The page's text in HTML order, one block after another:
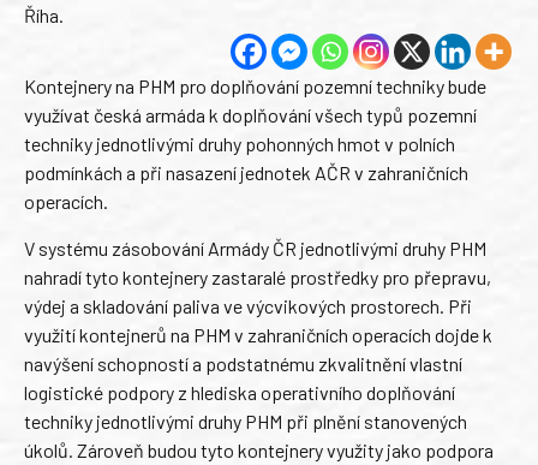
Říha.
Kontejnery na PHM pro doplňování pozemní techniky bude
využívat česká armáda k doplňování všech typů pozemní
techniky jednotlivými druhy pohonných hmot v polních
podmínkách a při nasazení jednotek AČR v zahraničních
operacích.
V systému zásobování Armády ČR jednotlivými druhy PHM
nahradí tyto kontejnery zastaralé prostředky pro přepravu,
výdej a skladování paliva ve výcvikových prostorech. Při
využití kontejnerů na PHM v zahraničních operacích dojde k
navýšení schopností a podstatnému zkvalitnění vlastní
logistické podpory z hlediska operativního doplňování
techniky jednotlivými druhy PHM při plnění stanovených
úkolů. Zároveň budou tyto kontejnery využity jako podpora